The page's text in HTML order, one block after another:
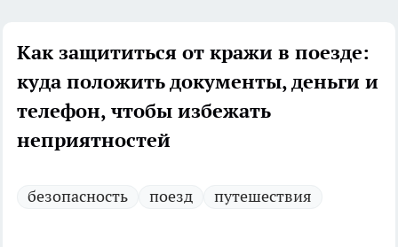
Как защититься от кражи в поезде:
куда положить документы, деньги и
телефон, чтобы избежать
неприятностей
безопасность поезд путешествия